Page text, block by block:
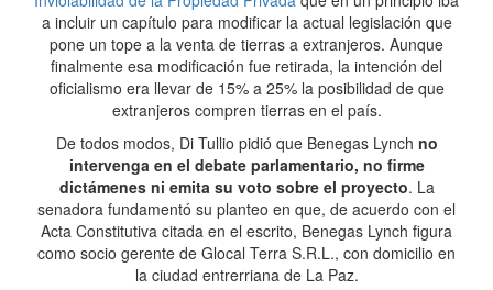
a incluir un capítulo para modificar la actual legislación que
pone un tope a la venta de tierras a extranjeros. Aunque
finalmente esa modificación fue retirada, la intención del
oficialismo era llevar de 15% a 25% la posibilidad de que
extranjeros compren tierras en el país.
De todos modos, Di Tullio pidió que Benegas Lynch no
intervenga en el debate parlamentario, no firme
dictámenes ni emita su voto sobre el proyecto. La
senadora fundamentó su planteo en que, de acuerdo con el
Acta Constitutiva citada en el escrito, Benegas Lynch figura
como socio gerente de Glocal Terra S.R.L., con domicilio en
la ciudad entrerriana de La Paz.